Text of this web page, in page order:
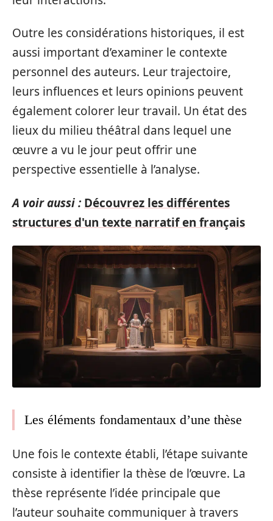
Outre les considérations historiques, il est
aussi important d’examiner le contexte
personnel des auteurs. Leur trajectoire,
leurs influences et leurs opinions peuvent
également colorer leur travail. Un état des
lieux du milieu théâtral dans lequel une
œuvre a vu le jour peut offrir une
perspective essentielle à l’analyse.
A voir aussi : Découvrez les différentes
structures d'un texte narratif en français
Les éléments fondamentaux d’une thèse
Une fois le contexte établi, l’étape suivante
consiste à identifier la thèse de l’œuvre. La
thèse représente l’idée principale que
l’auteur souhaite communiquer à travers